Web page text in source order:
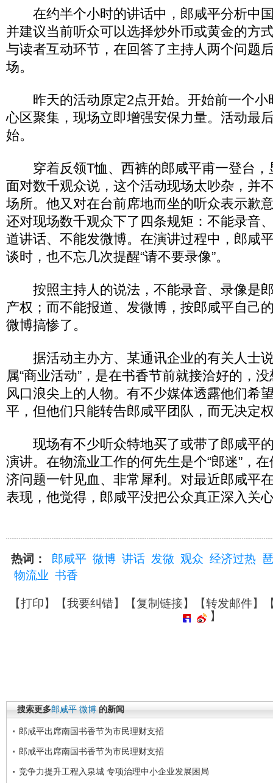
在约半个小时的讲话中，郎咸平分析中
并建议当前听众可以选择炒外币或黄金的方
与读者互动环节，在回答了主持人两个问题
场。
昨天的活动原定2点开始。开始前一个小
心区聚集，现场立即增强安保力量。活动最
始。
穿着反领T恤、西裤的郎咸平甫一登台，
面对数千观众说，这个活动现场太吵杂，并
场所。他又对在台前席地而坐的听众表示歉
还对现场数千观众下了四条规矩：不能录音
道讲话、不能发微博。在演讲过程中，郎咸
谈时，也不忘几次提醒“请不要录像”。
按照主持人的说法，不能录音、录像是
产权；而不能报道、发微博，按郎咸平自己
微博搞惨了。
据活动主办方、某通讯企业的有关人士
属“商业活动”，是在书香节前就接洽好的，
风口浪尖上的人物。有不少媒体透露他们希
平，但他们只能转告郎咸平团队，而无决定
现场有不少听众特地买了或带了郎咸平
演讲。在物流业工作的何先生是个“郎迷”，
济问题一针见血、非常犀利。对最近郎咸平
表现，他觉得，郎咸平没把公众真正深入关
热词： 郎咸平 微博 讲话 发微 观众 经济过热
物流业 书香
【打印】【我要纠错】【复制链接】【转发邮件】
】
搜索更多郎咸平 微博 的新闻
郎咸平出席南国书香节为市民理财支招
郎咸平出席南国书香节为市民理财支招
竞争力提升工程入泉城 专项治理中小企业发展困局